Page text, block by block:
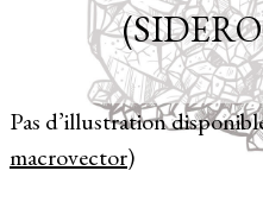
Pas d’illustration
macrovector)